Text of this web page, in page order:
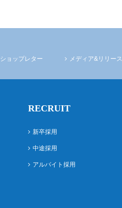
ショップレター メディア&リリース
RECRUIT
新卒採用
中途採用
アルバイト採用